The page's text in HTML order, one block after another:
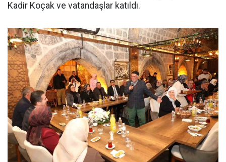
Kadir Koçak ve vatandaşlar katıldı.